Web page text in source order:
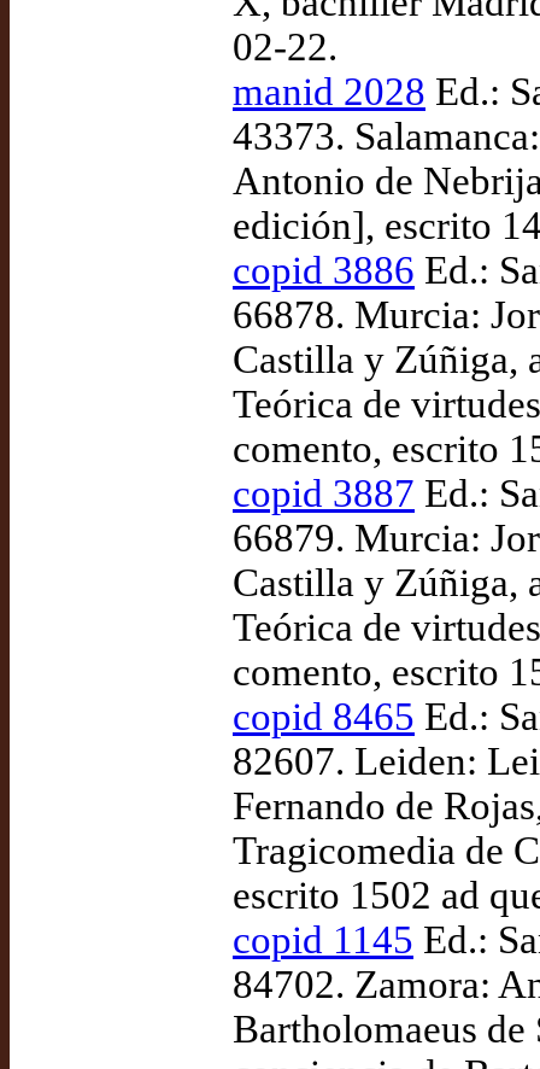
02-22.
manid 2028 Ed.:
43373.
Antonio de
edición], escrito
copid 3886 Ed.:
66878. Murcia:
Castilla y Zúñiga,
Teórica de
comento, escrito
copid 3887 Ed.:
66879. Murcia:
Castilla y Zúñiga,
Teórica de
comento, escrito
copid 8465 Ed.:
82607. Leiden:
Fernando de
Tragicomedia de
escrito 1502 ad
copid 1145 Ed.:
84702. Zamora:
Bartholomaeus de